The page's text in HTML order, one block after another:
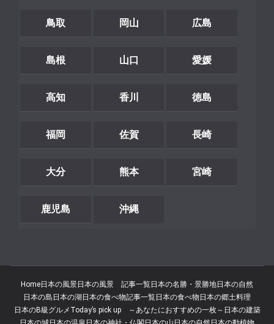
鳥取 岡山 広島
島根 山口 愛媛
高知 香川 徳島
福岡 佐賀 長崎
大分 熊本 宮崎
鹿児島 沖縄
Home日本の風景日本の風景 記事一覧日本の名勝・景勝地日本の自然
日本の島 日本の湖日本の食べ物記事一覧日本の食べ物 日本の郷土料理
日本のB級グルメ Today’s pick up ～あなたにおすすめの一枚～ 日本の建築